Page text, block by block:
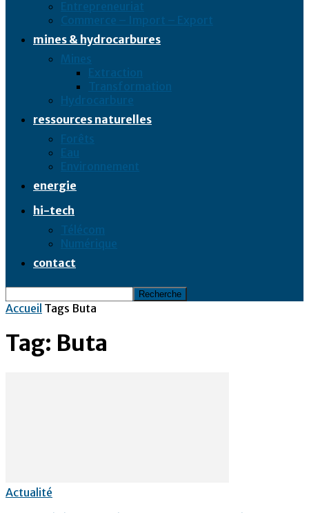
Entrepreneuriat
Commerce – Import – Export
mines & hydrocarbures
Mines
Extraction
Transformation
Hydrocarbure
ressources naturelles
Forêts
Eau
Environnement
energie
hi-tech
Télécom
Numérique
contact
Accueil Tags Buta
Tag: Buta
Actualité